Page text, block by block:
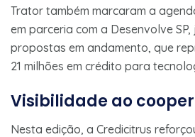
Trator também marcaram a
em parceria com a Desenvolve SP,
propostas em andamento, que
21 milhões em crédito para
Visibilidade ao
Nesta edição, a Credicitrus